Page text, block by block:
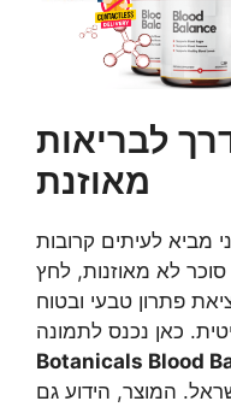
לבריאות
מאוזנת
מביא לעיתים קרובות
לא מאוזנות, לחץ
פתרון טבעי ובטוח
Botanicals Blood
המוצר, הידוע גם